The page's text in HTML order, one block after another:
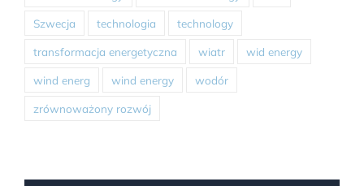
Szwecja technologia technology
transformacja energetyczna wiatr wid energy
wind energ wind energy wodór
zrównoważony rozwój